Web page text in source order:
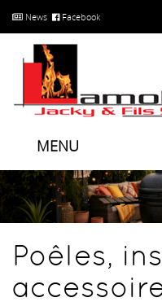
News Facebook
MENU
Poêles,